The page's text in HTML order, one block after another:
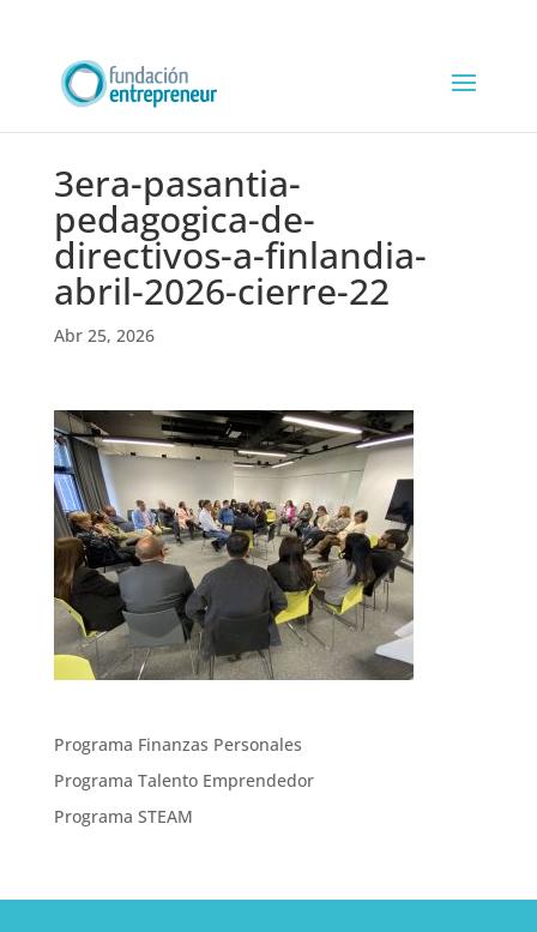
3era-pasantia-
pedagogica-de-
directivos-a-finlandia-
abril-2026-cierre-22
Abr 25, 2026
Programa Finanzas Personales
Programa Talento Emprendedor
Programa STEAM